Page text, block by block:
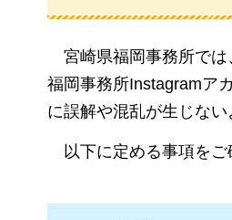
宮崎県福岡事務所で
福岡事務所Instagramア
に誤解や混乱が生じな
以下に定める事項をご